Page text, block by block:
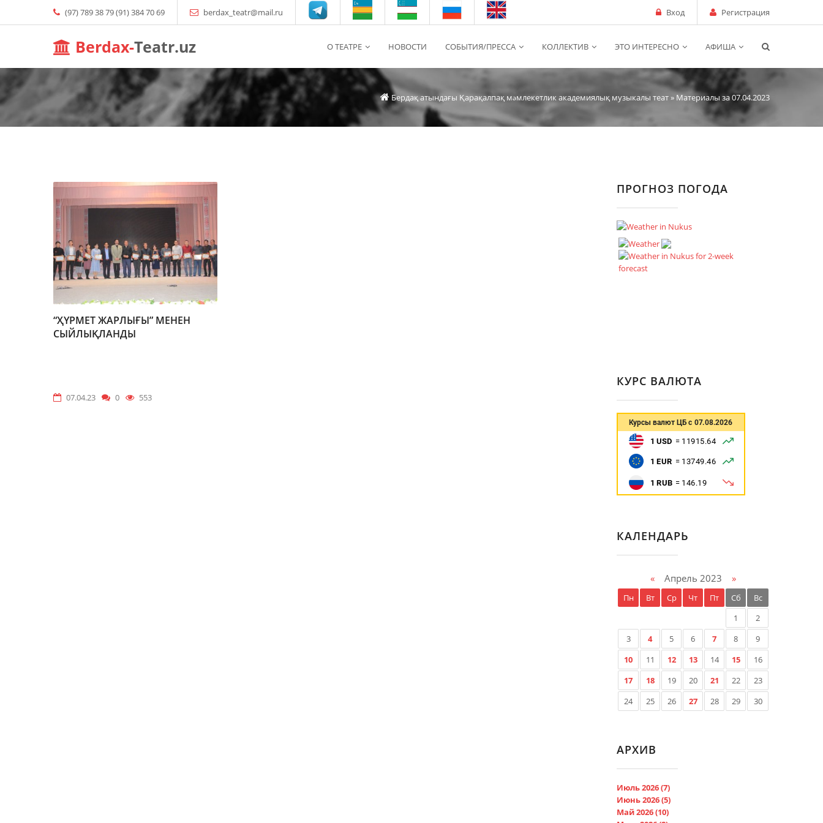
(97) 789 38 79 (91) 384 70 69 berdax_teatr@mail.ru Вход Регистрация
Berdax-Teatr.uz О ТЕАТРЕ НОВОСТИ СОБЫТИЯ/ПРЕССА КОЛЛЕКТИВ ЭТО ИНТЕРЕСНО АФИША
Бердақ атындағы Қарақалпақ мəмлекетлик академиялық музыкалы теат» Материалы за 07.04.2023
“ҲҮРМЕТ ЖАРЛЫҒЫ” МЕНЕН
СЫЙЛЫҚЛАНДЫ
07.04.23 0 553
ПРОГНОЗ ПОГОДА
КУРС ВАЛЮТА
КАЛЕНДАРЬ
« Апрель 2023 »
Пн Вт Ср Чт Пт Сб
Вс
1
2
3
4 5 6 7 8
9
10
11 12 13 14 15
16
17
18 19 20 21 22
23
24
25 26 27 28 29 30
АРХИВ
Июль 2026 (7)
Июнь 2026 (5)
Май 2026 (10)